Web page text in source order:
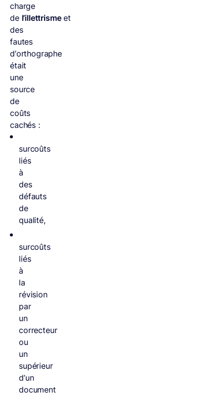
charge
de l’illettrismeet
des
fautes
d’orthographe
était
une
source
de
coûts
cachés :
surcoûts
liés
à
des
défauts
de
qualité,
surcoûts
liés
à
la
révision
par
un
correcteur
ou
un
supérieur
d’un
document